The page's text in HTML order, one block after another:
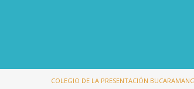
COLEGIO DE LA PRESENTACIÓN